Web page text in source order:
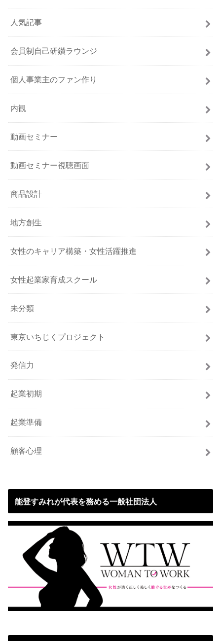
人気記事
会員制自己研鑽ラウンジ
個人事業主のファン作り
内観
動画セミナー
動画セミナー視聴画面
商品設計
地方創生
女性のキャリア構築・女性活躍推進
女性起業家育成スクール
未分類
東京いちじくプロジェクト
発信力
起業初期
起業準備
顧客心理
能登すみれが代表を務める一般社団法人